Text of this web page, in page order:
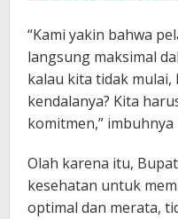
“Kami yakin bahwa
langsung maksimal
kalau kita tidak
kendalanya? Kita
komitmen,” imbuhnya
Olah karena itu,
kesehatan untuk
optimal dan merata,